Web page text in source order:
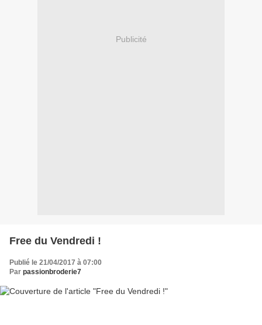
Publicité
Free du Vendredi !
Publié le 21/04/2017 à 07:00
Par passionbroderie7